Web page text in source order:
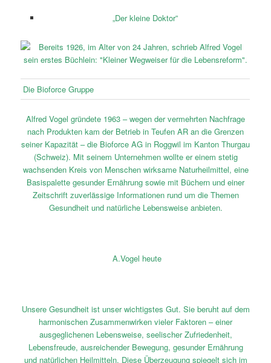
„Der kleine Doktor”
Die Bioforce Gruppe
Alfred Vogel gründete 1963 – wegen der vermehrten Nachfrage
nach Produkten kam der Betrieb in Teufen AR an die Grenzen
seiner Kapazität – die Bioforce AG in Roggwil im Kanton Thurgau
(Schweiz). Mit seinem Unternehmen wollte er einem stetig
wachsenden Kreis von Menschen wirksame Naturheilmittel, eine
Basispalette gesunder Ernährung sowie mit Büchern und einer
Zeitschrift zuverlässige Informationen rund um die Themen
Gesundheit und natürliche Lebensweise anbieten.
A.Vogel heute
Unsere Gesundheit ist unser wichtigstes Gut. Sie beruht auf dem
harmonischen Zusammenwirken vieler Faktoren – einer
ausgeglichenen Lebensweise, seelischer Zufriedenheit,
Lebensfreude, ausreichender Bewegung, gesunder Ernährung
und natürlichen Heilmitteln. Diese Überzeugung spiegelt sich im